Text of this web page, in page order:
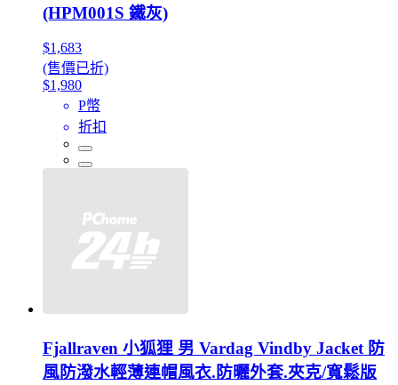
(HPM001S 鐵灰)
$1,683
(售價已折)
$1,980
P幣
折扣
Fjallraven 小狐狸 男 Vardag Vindby Jacket 防
風防潑水輕薄連帽風衣.防曬外套.夾克/寬鬆版